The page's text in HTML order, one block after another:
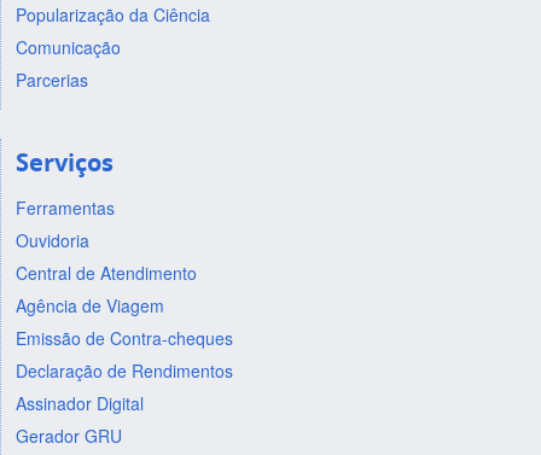
Popularização da Ciência
Comunicação
Parcerias
Serviços
Ferramentas
Ouvidoria
Central de Atendimento
Agência de Viagem
Emissão de Contra-cheques
Declaração de Rendimentos
Assinador Digital
Gerador GRU